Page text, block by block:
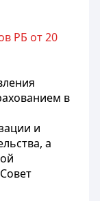
РБ от 20
в
и
а